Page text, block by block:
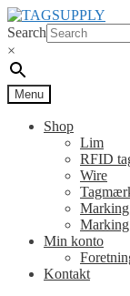
Spring
til
navigation
Spring
til
indhold
Search
×
Menu
Shop
Lim
RFID
Wire
Marking
Min konto
Kontakt